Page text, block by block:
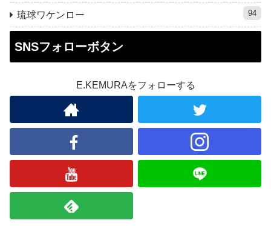
琉球ワケンロー 94
SNSフォローボタン
E.KEMURAをフォローする